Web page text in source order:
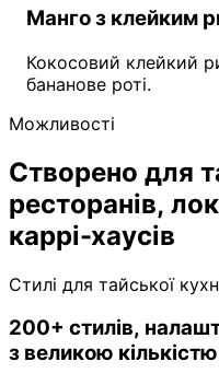
Манго з клейким
Кокосовий клейкий
бананове роті.
Можливості
Створено для
ресторанів,
каррі-хаусів
Стилі для тайської
200+ стилів,
з великою